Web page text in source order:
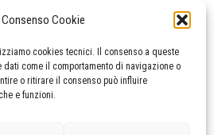
Cookie
cookies tecnici. Il consenso a queste
come il comportamento di navigazione o
o ritirare il consenso può influire
e funzioni.